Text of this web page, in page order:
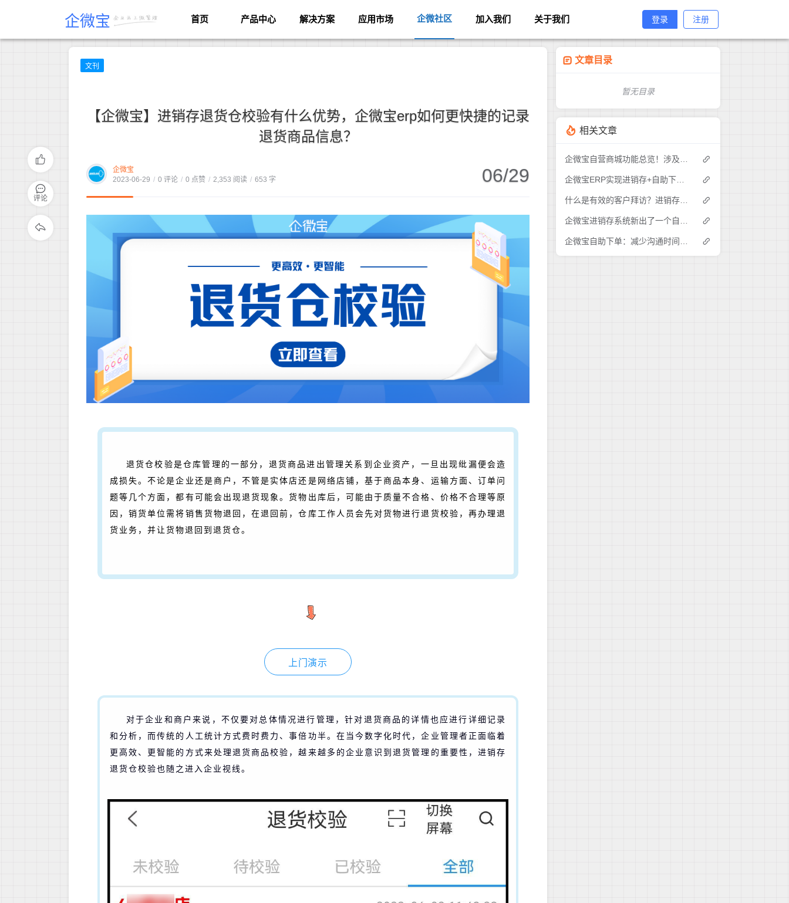
企微宝 首页 产品中心 解决方案 应用市场 企微社区 加入我们 关于我们 登录 注册
文刊
【企微宝】进销存退货仓校验有什么优势，企微宝erp如何更快捷的记录
退货商品信息？
企微宝
2023-06-29 / 0 评论 / 0 点赞 / 2,353 阅读 / 653 字 06/29
退货仓校验是仓库管理的一部分，退货商品进出管理关系到企业资产，一旦出现纰漏便会造
成损失。不论是企业还是商户，不管是实体店还是网络店铺，基于商品本身、运输方面、订单问
题等几个方面，都有可能会出现退货现象。货物出库后，可能由于质量不合格、价格不合理等原
因，销货单位需将销售货物退回，在退回前，仓库工作人员会先对货物进行退货校验，再办理退
货业务，并让货物退回到退货仓。
上门演示
对于企业和商户来说，不仅要对总体情况进行管理，针对退货商品的详情也应进行详细记录
和分析，而传统的人工统计方式费时费力、事倍功半。 在当今数字化时代，企业管理者正面临着
更高效、更智能的方式来处理退货商品校验，越来越多的企业意识到退货管理的重要性，进销存
退货仓校验也随之进入企业视线。
评论
文章目录
暂无目录
相关文章